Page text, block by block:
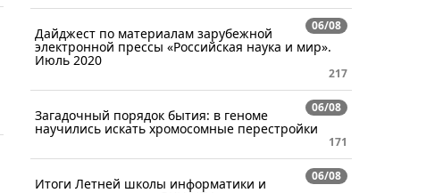
06/08
Дайджест по материалам зарубежной
электронной прессы «Российская наука и мир».
Июль 2020
217
06/08
Загадочный порядок бытия: в геноме
научились искать хромосомные перестройки
171
06/08
Итоги Летней школы информатики и